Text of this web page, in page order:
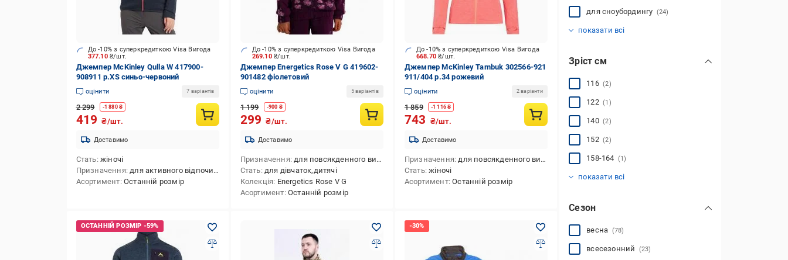
377.10 ₴/шт.
До -10% з суперкредиткою Visa Вигода
Джемпер McKinley Qulla W 417900-
908911 р.XS синьо-червоний
оцінити 7 варіантів
2 299 -1 880₴
419 ₴/шт.
Доставимо
Стать жіночі
Призначення для активного відпочинку,для лижного спорту,для сноубордингу,для зимових видів спорту
Асортимент Останній розмір
269.10₴/шт.
До -10% з суперкредиткою Visa Вигода
Джемпер Energetics Rose V G 419602-
901482 фіолетовий
оцінити 5 варіантів
1 199 -900 ₴
299 ₴/шт.
Доставимо
Призначення для повсякденного використання
Стать для дівчаток,дитячі
Колекція Energetics Rose V G
Асортимент Останній розмір
668.70₴/шт.
До -10% з суперкредиткою Visa Вигода
Джемпер McKinley Tambuk 302566-921
911/404 р.34 рожевий
оцінити 2 варіанти
1 859 -1 116₴
743 ₴/шт.
Доставимо
Призначення для повсякденного використання
Стать жіночі
Асортимент Останній розмір
для сноубордингу (24)
показати всі
Зріст см
116(2)
122(1)
140(2)
152(2)
158-164 (1)
показати всі
Сезон
весна (78)
всесезонний (23)